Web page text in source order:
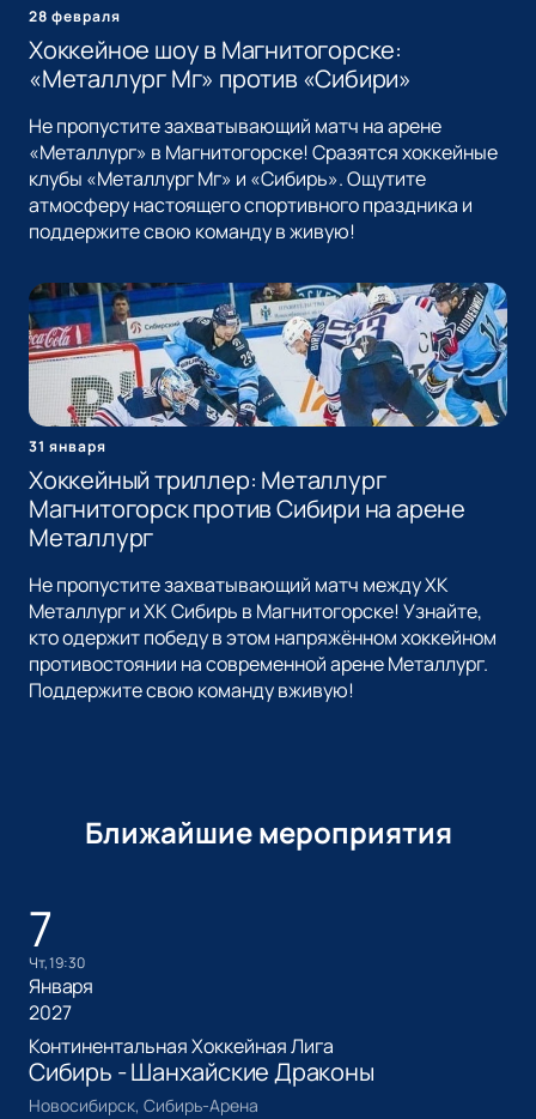
28 февраля
Хоккейное шоу в Магнитогорске:
«Металлург Мг» против «Сибири»
Не пропустите захватывающий матч на арене
«Металлург» в Магнитогорске! Сразятся хоккейные
клубы «Металлург Мг» и «Сибирь». Ощутите
атмосферу настоящего спортивного праздника и
поддержите свою команду в живую!
31 января
Хоккейный триллер: Металлург
Магнитогорск против Сибири на арене
Металлург
Не пропустите захватывающий матч между ХК
Металлург и ХК Сибирь в Магнитогорске! Узнайте,
кто одержит победу в этом напряжённом хоккейном
противостоянии на современной арене Металлург.
Поддержите свою команду вживую!
Ближайшие мероприятия
7
чт, 19:30
Января
2027
Континентальная Хоккейная Лига
Сибирь - Шанхайские Драконы
Новосибирск, Сибирь-Арена